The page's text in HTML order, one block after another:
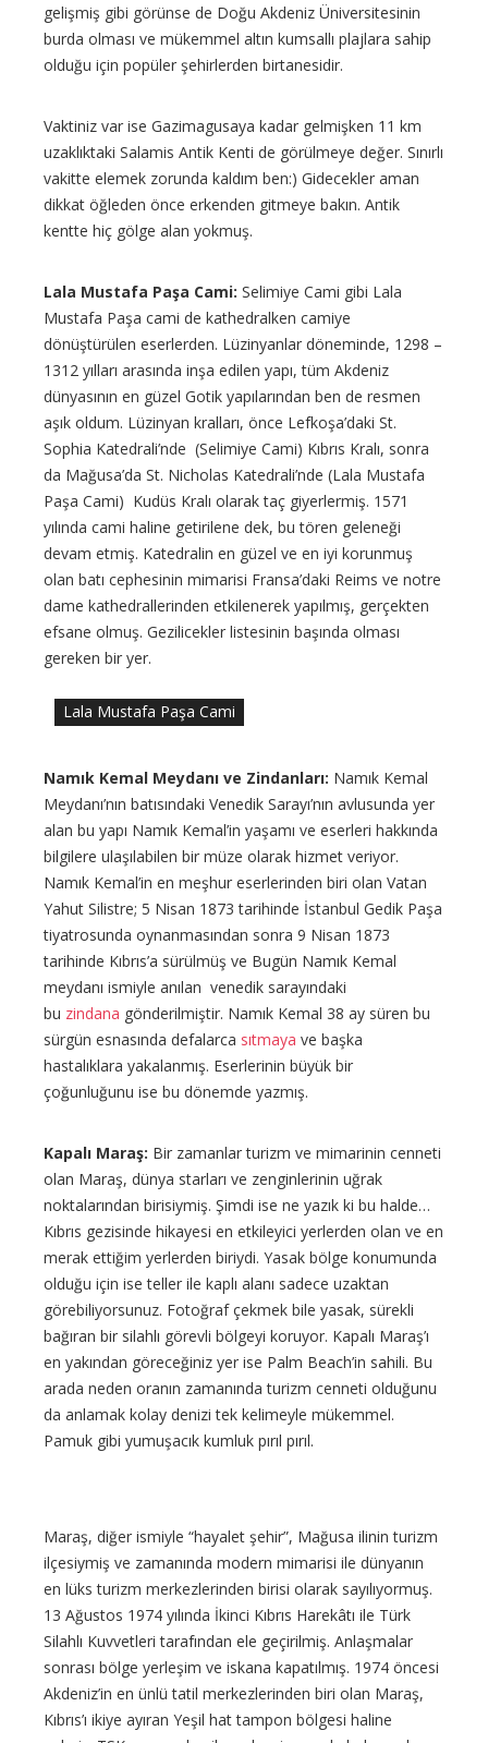
gelişmiş gibi görünse de Doğu Akdeniz Üniversitesinin
burda olması ve mükemmel altın kumsallı plajlara sahip
olduğu için popüler şehirlerden birtanesidir.
Vaktiniz var ise Gazimagusaya kadar gelmişken 11 km
uzaklıktaki Salamis Antik Kenti de görülmeye değer. Sınırlı
vakitte elemek zorunda kaldım ben:) Gidecekler aman
dikkat öğleden önce erkenden gitmeye bakın. Antik
kentte hiç gölge alan yokmuş.
Lala Mustafa Paşa Cami: Selimiye Cami gibi Lala
Mustafa Paşa cami de kathedralken camiye
dönüştürülen eserlerden. Lüzinyanlar döneminde, 1298 –
1312 yılları arasında inşa edilen yapı, tüm Akdeniz
dünyasının en güzel Gotik yapılarından ben de resmen
aşık oldum. Lüzinyan kralları, önce Lefkoşa’daki St.
Sophia Katedrali’nde (Selimiye Cami) Kıbrıs Kralı, sonra
da Mağusa’da St. Nicholas Katedrali’nde (Lala Mustafa
Paşa Cami) Kudüs Kralı olarak taç giyerlermiş. 1571
yılında cami haline getirilene dek, bu tören geleneği
devam etmiş. Katedralin en güzel ve en iyi korunmuş
olan batı cephesinin mimarisi Fransa’daki Reims ve notre
dame kathedrallerinden etkilenerek yapılmış, gerçekten
efsane olmuş. Gezilicekler listesinin başında olması
gereken bir yer.
Lala Mustafa Paşa Cami
Namık Kemal Meydanı ve Zindanları: Namık Kemal
Meydanı’nın batısındaki Venedik Sarayı’nın avlusunda yer
alan bu yapı Namık Kemal’in yaşamı ve eserleri hakkında
bilgilere ulaşılabilen bir müze olarak hizmet veriyor.
Namık Kemal’in en meşhur eserlerinden biri olan Vatan
Yahut Silistre; 5 Nisan 1873 tarihinde İstanbul Gedik Paşa
tiyatrosunda oynanmasından sonra 9 Nisan 1873
tarihinde Kıbrıs’a sürülmüş ve Bugün Namık Kemal
meydanı ismiyle anılan venedik sarayındaki
bu zindana gönderilmiştir. Namık Kemal 38 ay süren bu
sürgün esnasında defalarca sıtmaya ve başka
hastalıklara yakalanmış. Eserlerinin büyük bir
çoğunluğunu ise bu dönemde yazmış.
Kapalı Maraş: Bir zamanlar turizm ve mimarinin cenneti
olan Maraş, dünya starları ve zenginlerinin uğrak
noktalarından birisiymiş. Şimdi ise ne yazık ki bu halde…
Kıbrıs gezisinde hikayesi en etkileyici yerlerden olan ve en
merak ettiğim yerlerden biriydi. Yasak bölge konumunda
olduğu için ise teller ile kaplı alanı sadece uzaktan
görebiliyorsunuz. Fotoğraf çekmek bile yasak, sürekli
bağıran bir silahlı görevli bölgeyi koruyor. Kapalı Maraş’ı
en yakından göreceğiniz yer ise Palm Beach’in sahili. Bu
arada neden oranın zamanında turizm cenneti olduğunu
da anlamak kolay denizi tek kelimeyle mükemmel.
Pamuk gibi yumuşacık kumluk pırıl pırıl.
Maraş, diğer ismiyle “hayalet şehir”, Mağusa ilinin turizm
ilçesiymiş ve zamanında modern mimarisi ile dünyanın
en lüks turizm merkezlerinden birisi olarak sayılıyormuş.
13 Ağustos 1974 yılında İkinci Kıbrıs Harekâtı ile Türk
Silahlı Kuvvetleri tarafından ele geçirilmiş. Anlaşmalar
sonrası bölge yerleşim ve iskana kapatılmış. 1974 öncesi
Akdeniz’in en ünlü tatil merkezlerinden biri olan Maraş,
Kıbrıs’ı ikiye ayıran Yeşil hat tampon bölgesi haline